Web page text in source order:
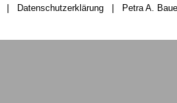
Datenschutzerklärung Petra A.